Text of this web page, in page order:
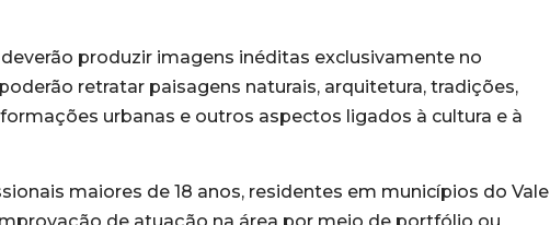
produzir imagens inéditas exclusivamente no
retratar paisagens naturais, arquitetura, tradições,
urbanas e outros aspectos ligados à cultura e à
maiores de 18 anos, residentes em municípios do Vale